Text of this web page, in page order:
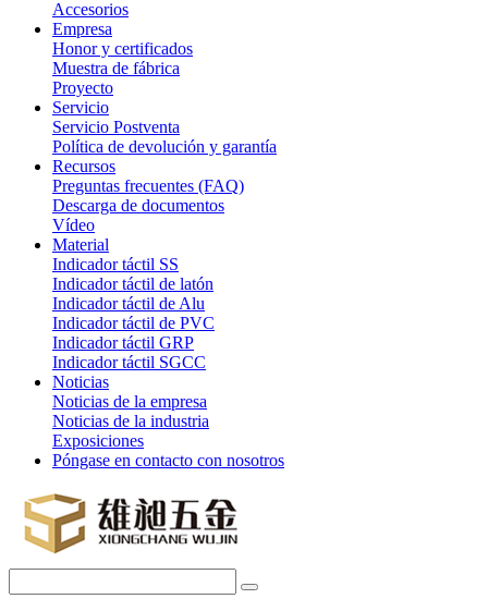
Accesorios
Empresa
Honor y certificados
Muestra de fábrica
Proyecto
Servicio
Servicio Postventa
Política de devolución y garantía
Recursos
Preguntas frecuentes (FAQ)
Descarga de documentos
Vídeo
Material
Indicador táctil SS
Indicador táctil de latón
Indicador táctil de Alu
Indicador táctil de PVC
Indicador táctil GRP
Indicador táctil SGCC
Noticias
Noticias de la empresa
Noticias de la industria
Exposiciones
Póngase en contacto con nosotros